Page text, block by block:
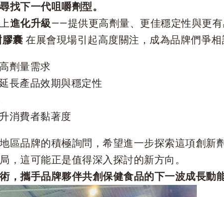
找下一代咀嚼劑型。
進化升級——提供更高劑量、更佳穩定性與更
囊 在展會現場引起高度關注，成為品牌們爭
劑量需求
長產品效期與穩定性
消費者黏著度
區品牌的積極詢問，希望進一步探索這項創新
，這可能正是值得深入探討的新方向。
，攜手品牌夥伴共創保健食品的下一波成長動